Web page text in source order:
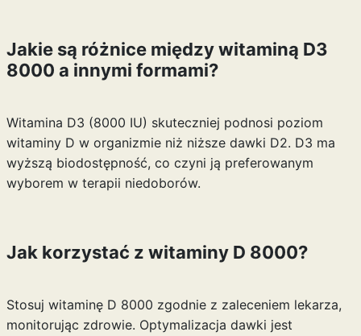
Jakie są różnice między witaminą D3
8000 a innymi formami?
Witamina D3 (8000 IU) skuteczniej podnosi poziom
witaminy D w organizmie niż niższe dawki D2. D3 ma
wyższą biodostępność, co czyni ją preferowanym
wyborem w terapii niedoborów.
Jak korzystać z witaminy D 8000?
Stosuj witaminę D 8000 zgodnie z zaleceniem lekarza,
monitorując zdrowie. Optymalizacja dawki jest